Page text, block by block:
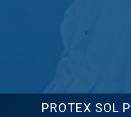
PROTEX SOL